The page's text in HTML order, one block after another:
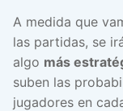
A medida que
las partidas, se
algo más
suben las
jugadores en